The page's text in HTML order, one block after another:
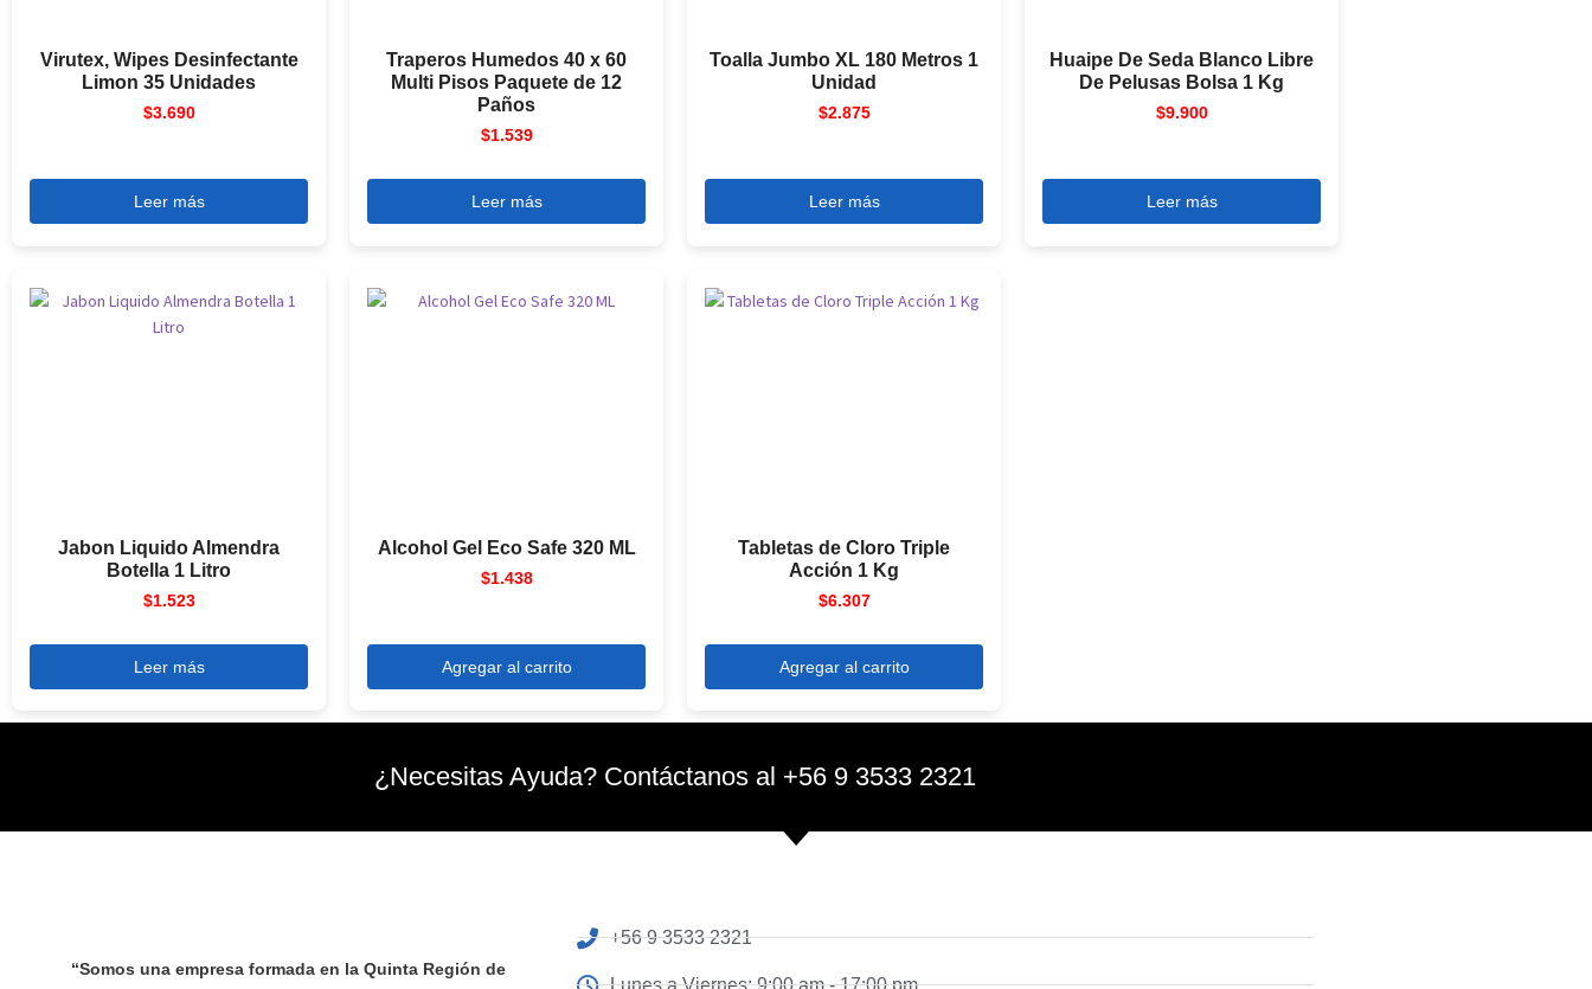
Virutex, Wipes Desinfectante
Limon 35 Unidades
$3.690
Leer más
Traperos Humedos 40 x 60
Multi Pisos Paquete de 12
Paños
$1.539
Leer más
Toalla Jumbo XL 180 Metros 1
Unidad
$2.875
Leer más
Huaipe De Seda Blanco Libre
De Pelusas Bolsa 1 Kg
$9.900
Leer más
Jabon Liquido Almendra
Botella 1 Litro
$1.523
Leer más
Alcohol Gel Eco Safe 320 ML
$1.438
Agregar al carrito
Tabletas de Cloro Triple
Acción 1 Kg
$6.307
Agregar al carrito
¿Necesitas Ayuda? Contáctanos al +56 9 3533 2321
“Somos una empresa formada en la Quinta Región de
+56 9 3533 2321